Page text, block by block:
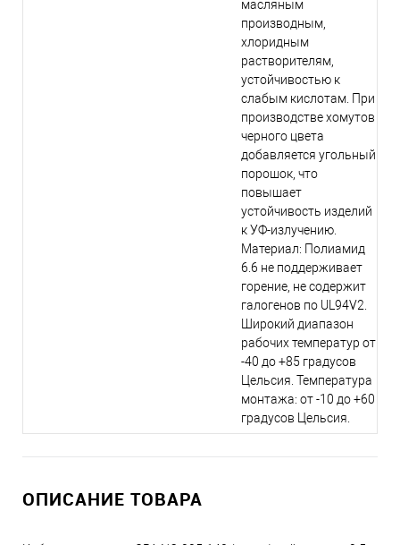
масляным
производным,
хлоридным
растворителям,
устойчивостью к
слабым кислотам. При
производстве хомутов
черного цвета
добавляется угольный
порошок, что
повышает
устойчивость изделий
к УФ-излучению.
Материал: Полиамид
6.6 не поддерживает
горение, не содержит
галогенов по UL94V2.
Широкий диапазон
рабочих температур от
-40 до +85 градусов
Цельсия. Температура
монтажа: от -10 до +60
градусов Цельсия.
ОПИСАНИЕ ТОВАРА